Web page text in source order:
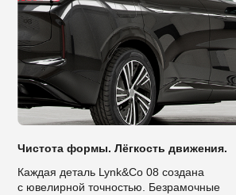
Чистота формы. Лёгкость движения.
Каждая деталь Lynk&Co 08 создана
с ювелирной точностью. Безрамочные